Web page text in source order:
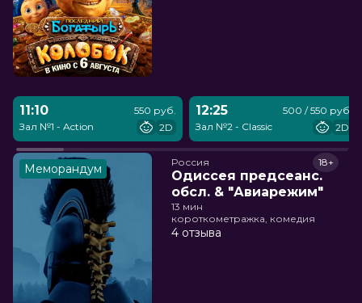
11:10
Зал №1 - Action
550 руб.
2D
12:25
Зал №2 - Classic
500 / 550 руб.
2D
Меморандум Россия
Одиссея предсеанс.
обсл. & "Авиарежим"
18+
13 мин
короткометражка, комедия
4 отзыва